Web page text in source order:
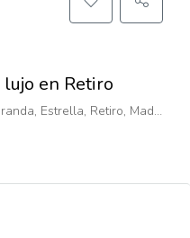
en Retiro
Comunidad de Madrid, 28009, España